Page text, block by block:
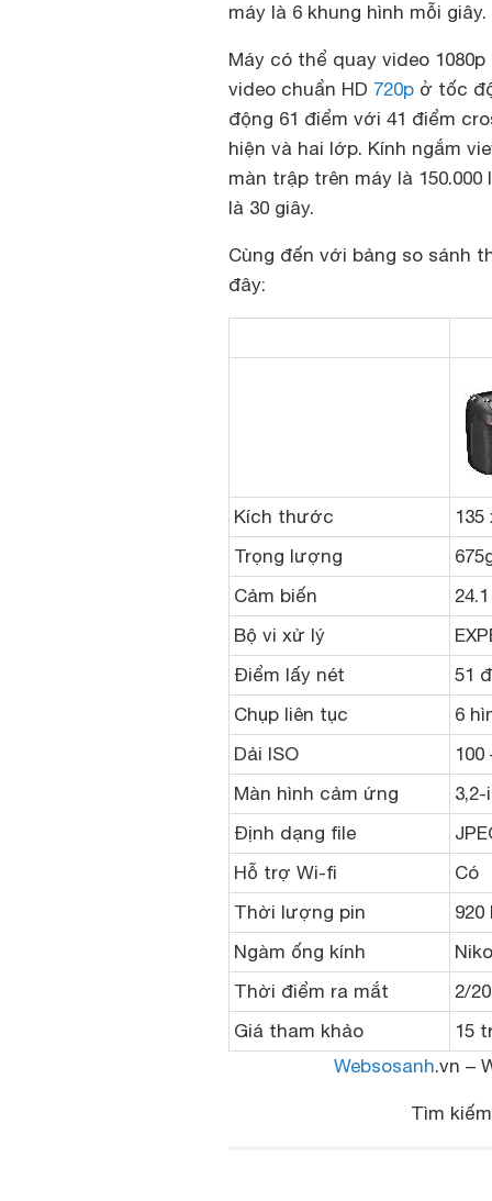
máy là 6 khung hình mỗi giây.
Máy có thể quay video
video chuẩn HD 720p ở tốc
động 61 điểm với 41 điểm
hiện và hai lớp. Kính ngắm
màn trập trên máy là
là 30 giây.
Cùng đến với bảng so sánh
đây:
Kích thước
135
Trọng lượng
Cảm biến
Bộ vi xử lý
Điểm lấy nét
51
Chụp liên tục
6
Dải ISO
100
Màn hình cảm ứng
Định dạng file
Hỗ trợ Wi-fi
Có
Thời lượng pin
920
Ngàm ống kính
Thời điểm ra mắt
2/
Giá tham khảo
15
Websosanh.vn –
Tìm